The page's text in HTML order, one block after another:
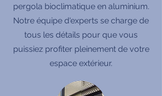
pergola bioclimatique en aluminium.
Notre équipe d'experts se charge de
tous les détails pour que vous
puissiez profiter pleinement de votre
espace extérieur.